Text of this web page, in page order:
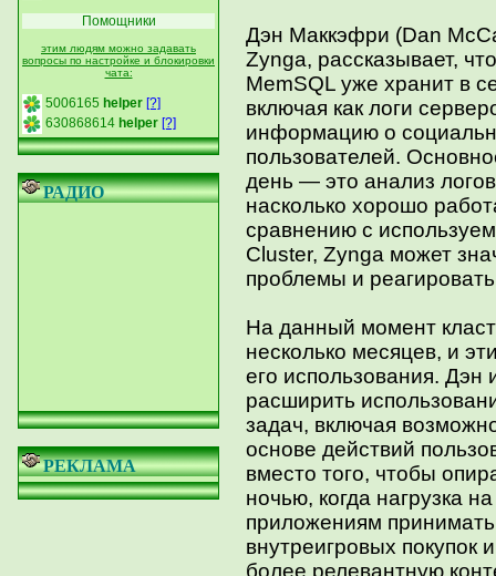
Помощники
этим людям можно задавать
вопросы по настройке и блокировки
чата:
5006165 helper [?]
630868614 helper [?]
РАДИО
РЕКЛАМА
Дэн Маккэфри (Dan
Zynga, рассказывает,
MemSQL уже хранит в
включая как логи
информацию о
пользователей.
день — это анализ
насколько хорошо
сравнению с
Cluster, Zynga может
проблемы и
На данный момент
несколько месяцев, и
его использования. Дэн
расширить
задач, включая
основе действий
вместо того, чтобы
ночью, когда нагрузка
приложениям
внутреигровых покупок
более релевантную